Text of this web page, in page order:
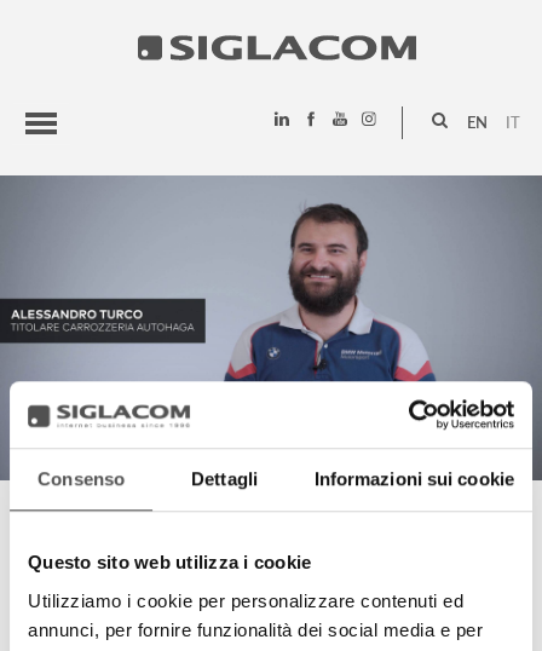
Consenso Dettagli Informazioni sui cookie
Questo sito web utilizza i cookie
Utilizziamo i cookie per personalizzare contenuti ed
annunci, per fornire funzionalità dei social media e per
EN